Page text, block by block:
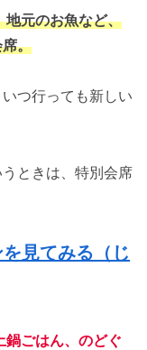
地元のお魚など、
。
つ行っても新しい
ときは、特別会席
見てみる（じ
鍋ごはん、のどぐ